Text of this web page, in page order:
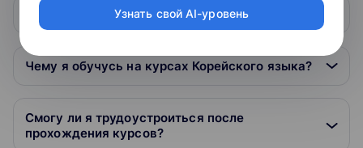
В каком формате проходит обучение?
Чему я обучусь на курсах Корейского языка?
Смогу ли я трудоустроиться после
прохождения курсов?
Узнать свой AI-уровень